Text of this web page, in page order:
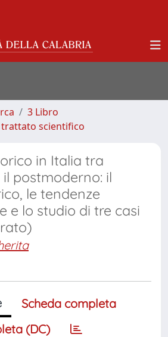
3 Libro
scientifico
in Italia tra
postmoderno: il
le tendenze
e lo studio di tre casi
Scheda completa
(DC)